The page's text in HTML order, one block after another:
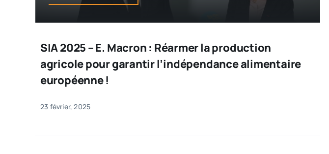
SIA 2025 – E. Macron : Réarmer la production
agricole pour garantir l’indépendance alimentaire
européenne !
23 février, 2025